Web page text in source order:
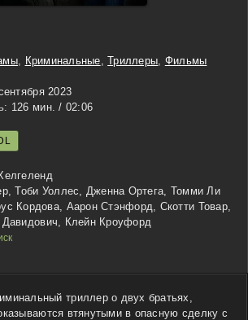
, Криминальные ,Триллеры Фильмы
2023
126 мин. / 02:06
Тоби Уоллес, Дженна Ортега, Томми Ли
Кордова, Аарон Стэнфорд, Скотти Товар,
Клейн Кроуфорд
триллер о двух братьях,
втянутыми в опасную сделку с